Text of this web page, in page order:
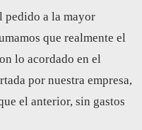
pedido a la mayor
que realmente el
lo acordado en el
por nuestra empresa,
el anterior, sin gastos